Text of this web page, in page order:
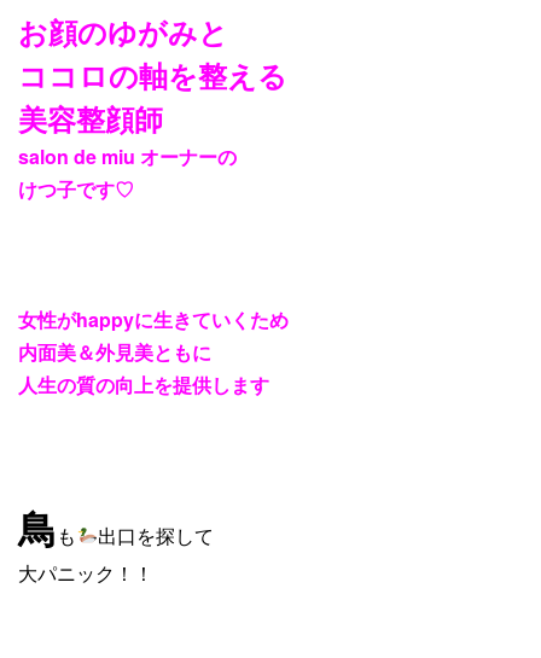
お顔のゆがみと
ココロの軸を整える
美容整顔師
salon de miu オーナーの
けつ子です♡
女性がhappyに生きていくため
内面美＆外見美ともに
人生の質の向上を提供します
鳥 も
出口を探して
大パニック！！